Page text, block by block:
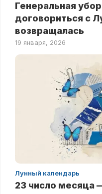
Генеральная
договориться с
возвращалась
19 января, 2026
Лунный календарь
23 число месяца